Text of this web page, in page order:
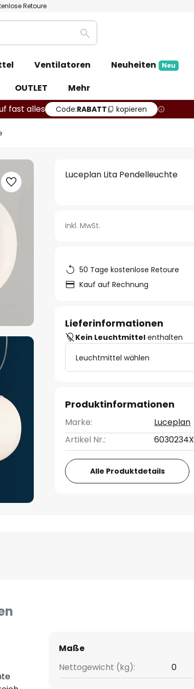
Retoure
Suche
Ventilatoren Neuheiten Neu
OUTLET
Mehr
fast alles Code:RABATT kopieren
Luceplan Lita Pendelleuchte
inkl. MwSt.
50 Tage kostenlose Retoure
Kauf auf Rechnung
Lieferinformationen
Kein Leuchtmittel enthalten
Leuchtmittel wählen
Produktinformationen
Marke:
Luceplan
Artikel Nr.:
6030234X
Alle Produktdetails
Maße
Nettogewicht (kg):
0